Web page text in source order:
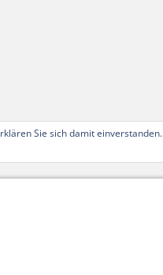
Sie sich damit einverstanden.